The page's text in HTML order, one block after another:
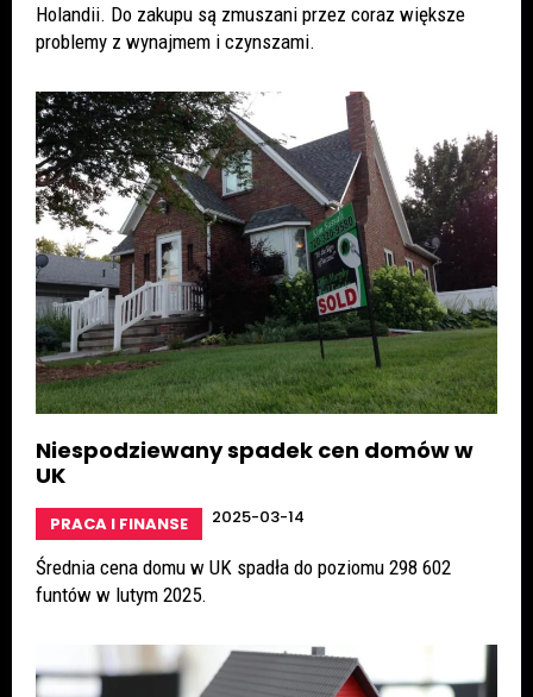
Holandii. Do zakupu są zmuszani przez coraz większe
problemy z wynajmem i czynszami.
Niespodziewany spadek cen domów w
UK
PRACA I FINANSE 2025-03-14
Średnia cena domu w UK spadła do poziomu 298 602
funtów w lutym 2025.